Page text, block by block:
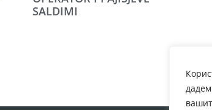
SALDIMI